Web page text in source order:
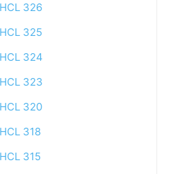
HCL 326
HCL 325
HCL 324
HCL 323
HCL 320
HCL 318
HCL 315